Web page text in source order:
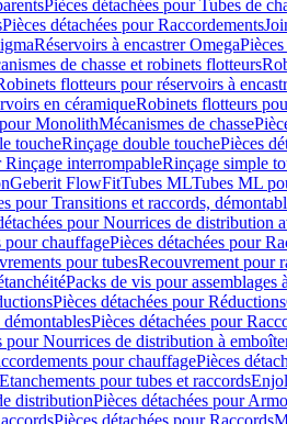
Pièces détachées pour Tubes de
Pièces détachées pour Raccordements
Réservoirs à encastrer Omega
de chasse et robinets flotteurs
flotteurs pour réservoirs à
en céramiqueRobinets flotteurs
MonolithMécanismes de chasse
toucheRinçage double touchePièces
Rinçage interrompableRinçage simple
Geberit FlowFitTubes MLTubes ML
pour Transitions et raccords,
pour Nourrices de distribution
pour chauffagePièces détachées pour
pour tubesRecouvrement pour
Packs de vis pour assemblages
Pièces détachées pour Réductions
Pièces détachées pour
pour Nourrices de distribution à
pour chauffagePièces
Etanchements pour tubes et raccords
distributionPièces détachées pour
Pièces détachées pour Raccords